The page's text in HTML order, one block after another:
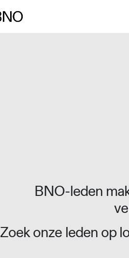
BNO-leden
Zoek onze leden op